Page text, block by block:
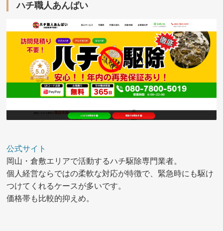
ハチ職人あんばい
公式サイト
岡山・倉敷エリアで活動するハチ駆除専門業者。
個人経営ならではの柔軟な対応が特徴で、緊急時にも駆け
つけてくれるケースが多いです。
価格帯も比較的抑えめ。